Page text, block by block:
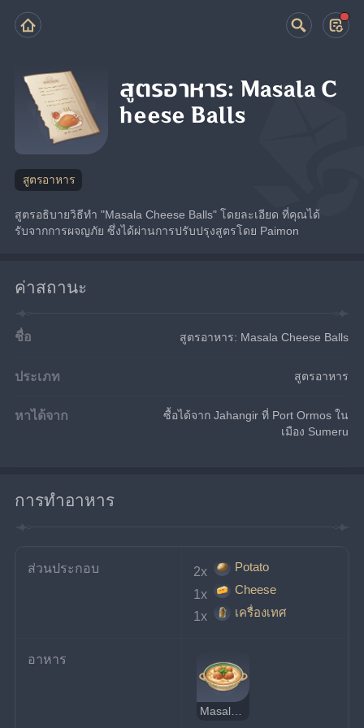
สูตรอาหาร: Masala C
heese Balls
สูตรอาหาร
สูตรอธิบายวิธีทำ "Masala Cheese Balls" โดยละเอียด ที่คุณได้
รับจากการผจญภัย ซึ่งได้ผ่านการปรับปรุงสูตรโดย Paimon
ค่าสถานะ
ชื่อ สูตรอาหาร: Masala Cheese Balls
ประเภท สูตรอาหาร
หาได้จาก
ซื้อได้จาก Jahangir ที่ Port Ormos ใน
เมือง Sumeru
การทำอาหาร
ส่วนประกอบ 2x
Potato
1x
Cheese
1x
เครื่องเทศ
อาหาร